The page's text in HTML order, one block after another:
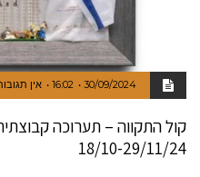
30/09/2024
16:02 אין
קול התקווה – תערוכה
18/10-29/11/24